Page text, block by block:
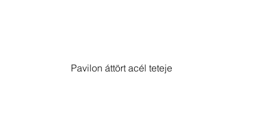
Pavilon áttört acél teteje